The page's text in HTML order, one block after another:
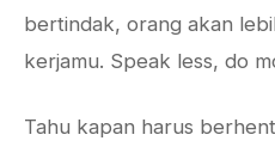
bertindak, orang akan
kerjamu. Speak less, do
Tahu kapan harus